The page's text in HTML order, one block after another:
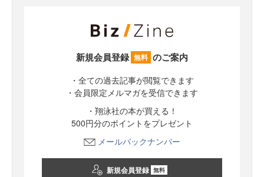
新規会員登録 無料 のご案内
・全ての過去記事が閲覧できます
・会員限定メルマガを受信できます
・翔泳社の本が買える！
500円分のポイントをプレゼント
メールバックナンバー
新規会員登録 無料